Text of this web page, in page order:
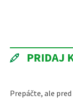
PRIDAJ
Prepáčte, ale